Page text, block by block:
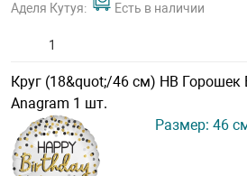
Аделя Кутуя: Есть в наличии
Круг (18&quot;/46 см) HB Горошек
Anagram 1 шт.
Размер: 46